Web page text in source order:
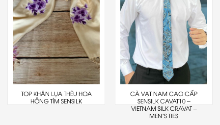
TOP KHĂN LỤA THÊU HOA
HỒNG TÍM SENSILK
CÀ VẠT NAM CAO CẤP
SENSILK CAVAT10 –
VIETNAM SILK CRAVAT –
MEN’S TIES